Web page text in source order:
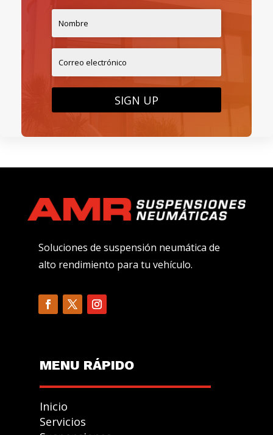
SIGN UP
Soluciones de suspensión neumática de
alto rendimiento para tu vehículo.
MENU RÁPIDO
Inicio
Servicios